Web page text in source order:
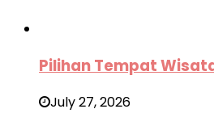
Pilihan Tempat
July 27, 2026